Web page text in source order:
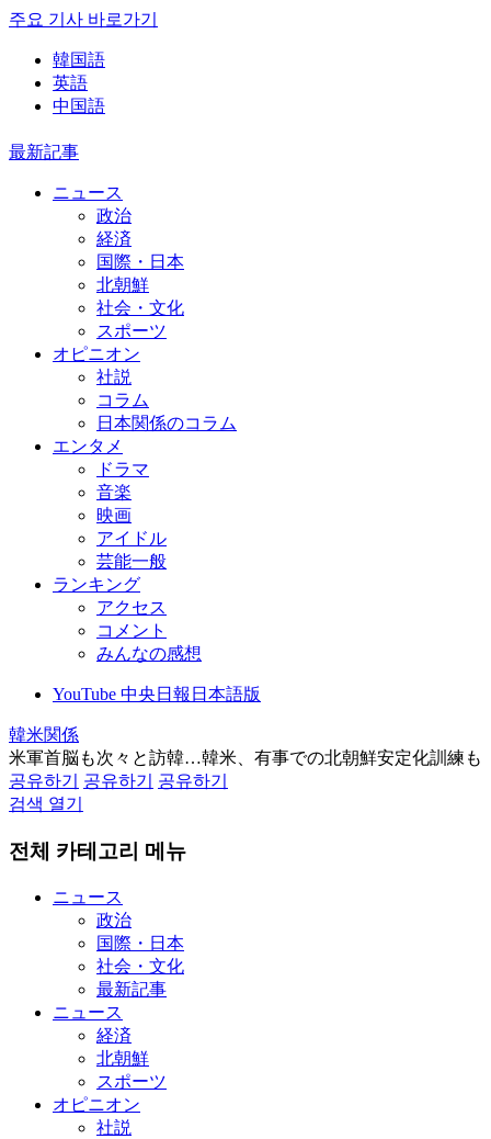
주요 기사 바로가기
韓国語
英語
中国語
最新記事
ニュース
政治
経済
国際・日本
北朝鮮
社会・文化
スポーツ
オピニオン
社説
コラム
日本関係のコラム
エンタメ
ドラマ
音楽
映画
アイドル
芸能一般
ランキング
アクセス
コメント
みんなの感想
YouTube 中央日報日本語版
韓米関係
米軍首脳も次々と訪韓…韓米、有事での北朝鮮安定化訓練も
공유하기
공유하기
공유하기
검색 열기
전체 카테고리 메뉴
ニュース
政治
国際・日本
社会・文化
最新記事
ニュース
経済
北朝鮮
スポーツ
オピニオン
社説